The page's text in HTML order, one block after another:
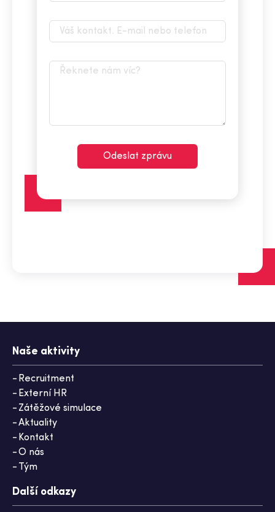
Odeslat zprávu
Naše aktivity
Recruitment
Externí HR
Zátěžové simulace
Aktuality
Kontakt
O nás
Tým
Další odkazy